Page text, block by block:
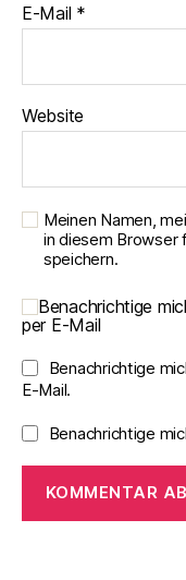
E-Mail *
Website
Meinen Namen,
in diesem Browser
speichern.
Benachrichtige
per E-Mail
Benachrichtige
E-Mail.
Benachrichtige